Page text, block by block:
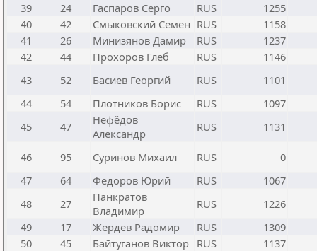
39
24 Гаспаров Серго RUS
1255
40
42 Смыковский Семен RUS
1158
41
26 Минизянов Дамир RUS
1237
42
44 Прохоров Глеб RUS
1146
43
52 Басиев Георгий RUS
1101
44
54 Плотников Борис RUS
1097
45
47
Нефёдов
Александр
RUS 1131
46 95 Суринов Михаил RUS
0
47
64 Фёдоров Юрий RUS
1067
48
27
Панкратов
Владимир
RUS
1226
49
17 Жердев Радомир RUS
1309
50
45 Байтуганов Виктор RUS
1137